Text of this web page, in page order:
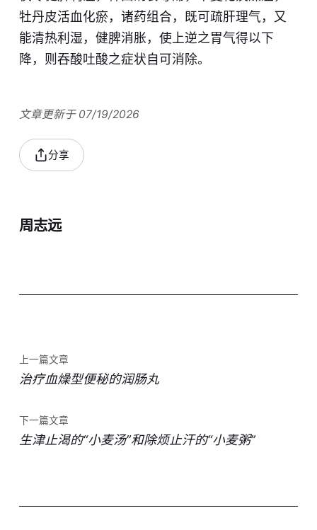
牡丹皮活血化瘀，诸药组合，既可疏肝理气，又
能清热利湿，健脾消胀，使上逆之胃气得以下
降，则吞酸吐酸之症状自可消除。
文章更新于 07/19/2026
分享
周志远
上一篇文章
治疗血燥型便秘的润肠丸
下一篇文章
生津止渴的“小麦汤”和除烦止汗的“小麦粥”